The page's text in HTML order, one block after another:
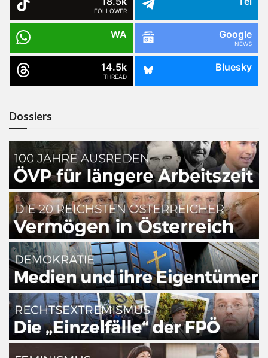
FOLLOWER
WA Google
NEWS
14.5k
THREAD
Bluesky
Dossiers